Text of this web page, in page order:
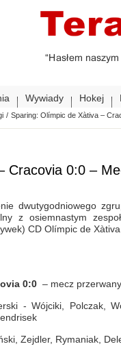
Wywiady Hokej
/ Sparing: Olímpic de Xàtiva –
Cracovia 0:0 –
dwutygodniowego
z osiemnastym
CD Olímpic de
0:0 – mecz
- Wójciki, Polczak,
Zejdler, Rymaniak,